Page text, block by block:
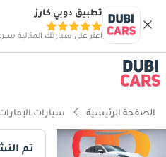
تطبيق دوبي كارز
اعثر على سيارتك المثالية
الصفحة الرئيسية سيارات
تم